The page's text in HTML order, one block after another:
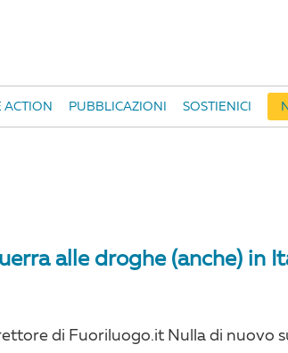
ACTION PUBBLICAZIONI SOSTIENICI
alle droghe (anche) in
di Fuoriluogo.it Nulla di nuovo